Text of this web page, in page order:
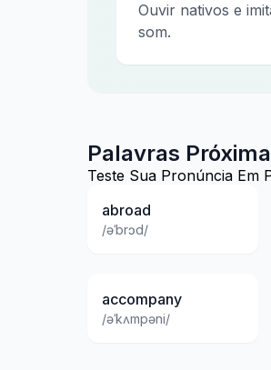
Ouvir nativos e
som.
Palavras
Teste Sua Pronúncia Em
abroad
/əˈbrɔd/
accompany
/əˈkʌmpəni/